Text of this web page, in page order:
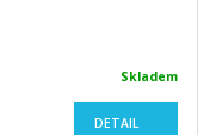
Skladem
DETAIL